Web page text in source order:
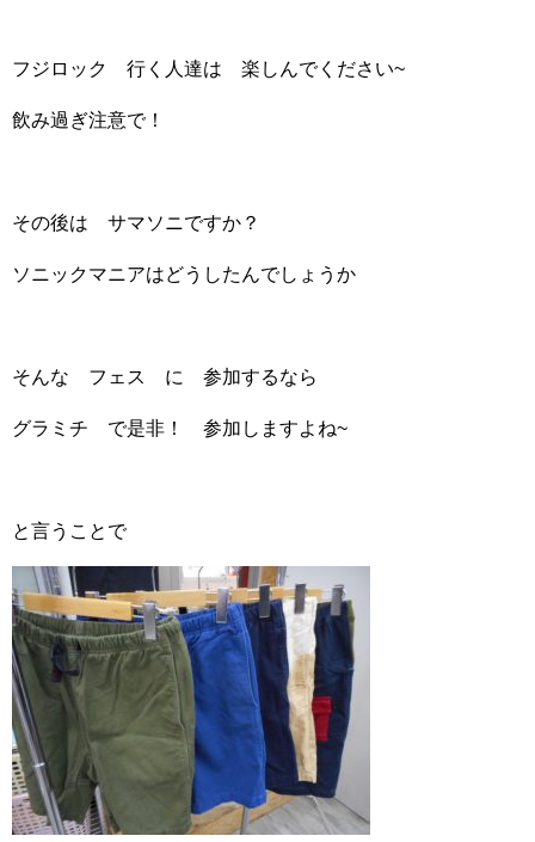
フジロック 行く人達は 楽しんでください~
飲み過ぎ注意で！
その後は サマソニですか？
ソニックマニアはどうしたんでしょうか
そんな フェス に 参加するなら
グラミチ で是非！ 参加しますよね~
と言うことで